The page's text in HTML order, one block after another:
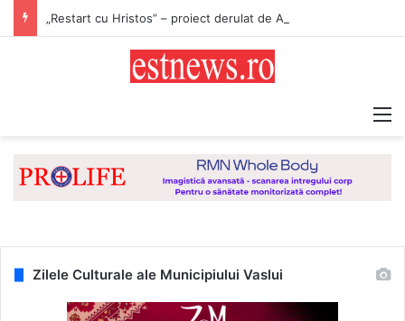
Zilele Culturale ale Municipiului Vaslui